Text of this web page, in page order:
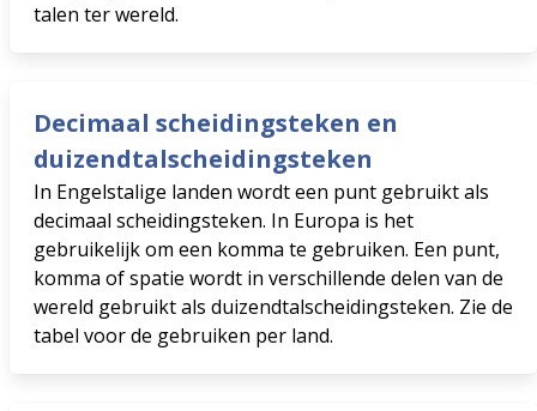
talen ter wereld.
Decimaal scheidingsteken en
duizendtalscheidingsteken
In Engelstalige landen wordt een punt gebruikt als
decimaal scheidingsteken. In Europa is het
gebruikelijk om een ​​komma te gebruiken. Een punt,
komma of spatie wordt in verschillende delen van de
wereld gebruikt als duizendtalscheidingsteken. Zie de
tabel voor de gebruiken per land.